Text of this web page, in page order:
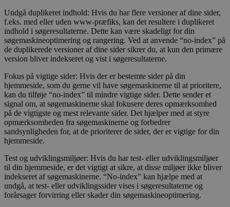
Undgå duplikeret indhold: Hvis du har flere versioner af dine sider,
f.eks. med eller uden www-præfiks, kan det resultere i duplikeret
indhold i søgeresultaterne. Dette kan være skadeligt for din
søgemaskineoptimering og rangering. Ved at anvende “no-index” på
de duplikerede versioner af dine sider sikrer du, at kun den primære
version bliver indekseret og vist i søgeresultaterne.
Fokus på vigtige sider: Hvis der er bestemte sider på din
hjemmeside, som du gerne vil have søgemaskinerne til at prioritere,
kan du tilføje “no-index” til mindre vigtige sider. Dette sender et
signal om, at søgemaskinerne skal fokusere deres opmærksomhed
på de vigtigste og mest relevante sider. Det hjælper med at styre
opmærksomheden fra søgemaskinerne og forbedrer
sandsynligheden for, at de prioriterer de sider, der er vigtige for din
hjemmeside.
Test og udviklingsmiljøer: Hvis du har test- eller udviklingsmiljøer
til din hjemmeside, er det vigtigt at sikre, at disse miljøer ikke bliver
indekseret af søgemaskinerne. “No-index” kan hjælpe med at
undgå, at test- eller udviklingssider vises i søgeresultaterne og
forårsager forvirring eller skader din søgemaskineoptimering.